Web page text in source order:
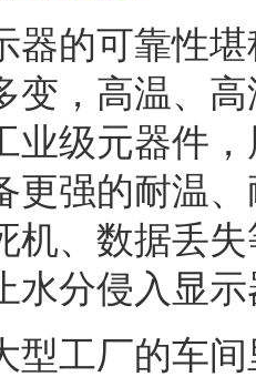
器的可靠性
变，高温、
业级元器件
更强的耐温
机、数据丢
水分侵入显
型工厂的车